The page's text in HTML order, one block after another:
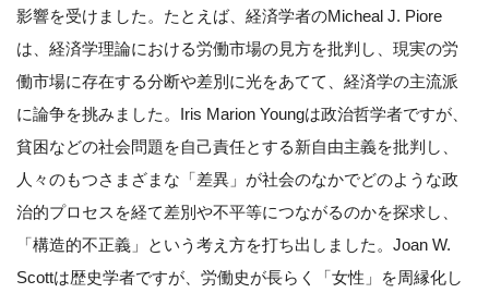
影響を受けました。たとえば、経済学者のMicheal J. Piore
は、経済学理論における労働市場の見方を批判し、現実の労
働市場に存在する分断や差別に光をあてて、経済学の主流派
に論争を挑みました。Iris Marion Youngは政治哲学者ですが、
貧困などの社会問題を自己責任とする新自由主義を批判し、
人々のもつさまざまな「差異」が社会のなかでどのような政
治的プロセスを経て差別や不平等につながるのかを探求し、
「構造的不正義」という考え方を打ち出しました。Joan W.
Scottは歴史学者ですが、労働史が長らく「女性」を周縁化し